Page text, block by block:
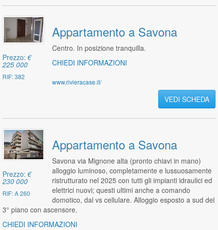
Prezzo:€
225 000
RIF: 382
Appartamento a Savona
Centro. In posizione tranquilla.
CHIEDI INFORMAZIONI
www.rivieracase.it/
VEDI SCHEDA
Prezzo:€
230 000
RIF: A 260
Appartamento a Savona
Savona via Mignone alta (pronto chiavi in mano)
alloggio luminoso, completamente e lussuosamente
ristrutturato nel 2025 con tutti gli impianti idraulici ed
elettrici nuovi; questi ultimi anche a comando
domotico, dal vs cellulare. Alloggio esposto a sud del
3° piano con ascensore.
CHIEDI INFORMAZIONI